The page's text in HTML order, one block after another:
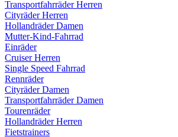
Transportfahrräder Herren
Cityräder Herren
Hollandräder Damen
Mutter-Kind-Fahrrad
Einräder
Cruiser Herren
Single Speed Fahrrad
Rennräder
Cityräder Damen
Transportfahrräder Damen
Tourenräder
Hollandräder Herren
Fietstrainers